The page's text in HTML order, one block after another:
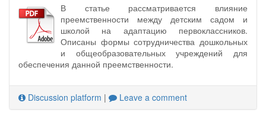
В статье рассматривается влияние
преемственности между детским садом и
школой на адаптацию первоклассников.
Описаны формы сотрудничества дошкольных
и общеобразовательных учреждений для
обеспечения данной преемственности.
Discussion platform | Leave a comment